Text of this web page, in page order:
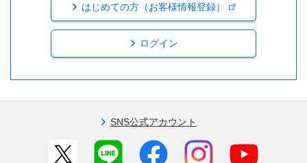
はじめての方（お客様情報登録）
ログイン
SNS公式アカウント